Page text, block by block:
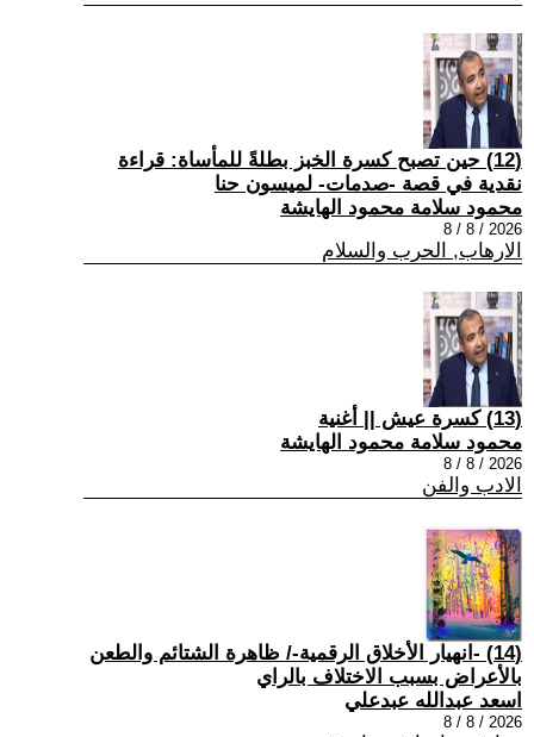
(12) حين تصبح كسرة الخبز بطلةً للمأساة: قراءة
نقدية في قصة -صدمات- لميسون حنا
محمود سلامة محمود الهايشة
2026 / 8 / 8
الارهاب, الحرب والسلام
(13) كسرة عيش || أغنية
محمود سلامة محمود الهايشة
2026 / 8 / 8
الادب والفن
(14) -انهيار الأخلاق الرقمية-/ ظاهرة الشتائم والطعن
بالأعراض بسبب الاختلاف بالراي
اسعد عبدالله عبدعلي
2026 / 8 / 8